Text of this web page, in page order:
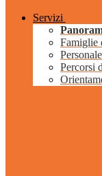
Servizi
Famiglie
Percorsi